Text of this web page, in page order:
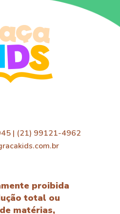
| (21) 99121-4962
proibida
total ou
matérias,